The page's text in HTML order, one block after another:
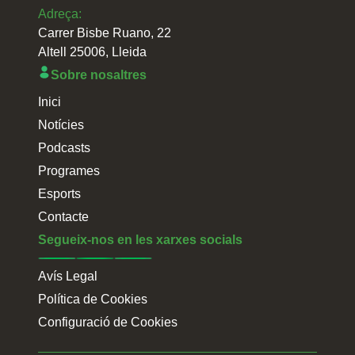
Adreça:
Carrer Bisbe Ruano, 22
Altell 25006, Lleida
Sobre nosaltres
Inici
Notícies
Podcasts
Programes
Esports
Contacte
Segueix-nos en les xarxes socials
Avís Legal
Política de Cookies
Configuració de Cookies